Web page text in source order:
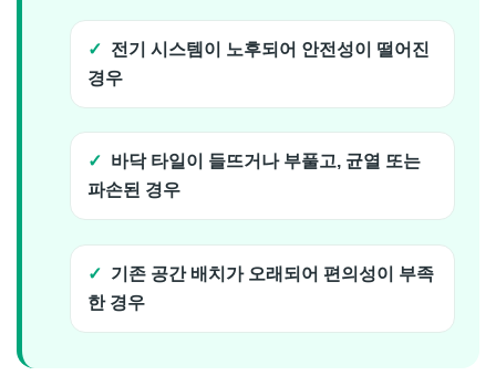
전기 시스템이 노후되어 안전성이 떨어진
경우
바닥 타일이 들뜨거나 부풀고, 균열 또는
파손된 경우
기존 공간 배치가 오래되어 편의성이 부족
한 경우